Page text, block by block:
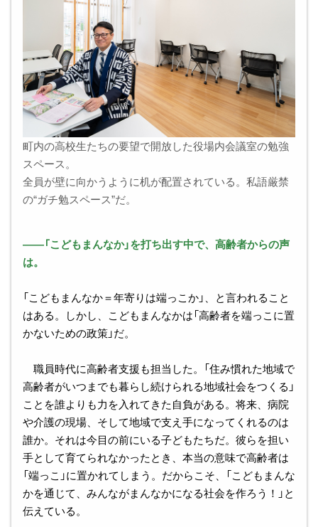
町内の高校生たちの要望で開放した役場内会議室の勉強
スペース。
全員が壁に向かうように机が配置されている。私語厳禁
の“ガチ勉スペース”だ。
――「こどもまんなか」を打ち出す中で、高齢者からの声
は。
「こどもまんなか＝年寄りは端っこか」、と言われること
はある。しかし、こどもまんなかは「高齢者を端っこに置
かないための政策」だ。
職員時代に高齢者支援も担当した。「住み慣れた地域で
高齢者がいつまでも暮らし続けられる地域社会をつくる」
ことを誰よりも力を入れてきた自負がある。将来、病院
や介護の現場、そして地域で支え手になってくれるのは
誰か。それは今目の前にいる子どもたちだ。彼らを担い
手として育てられなかったとき、本当の意味で高齢者は
「端っこ」に置かれてしまう。だからこそ、「こどもまんな
かを通じて、みんながまんなかになる社会を作ろう！」と
伝えている。